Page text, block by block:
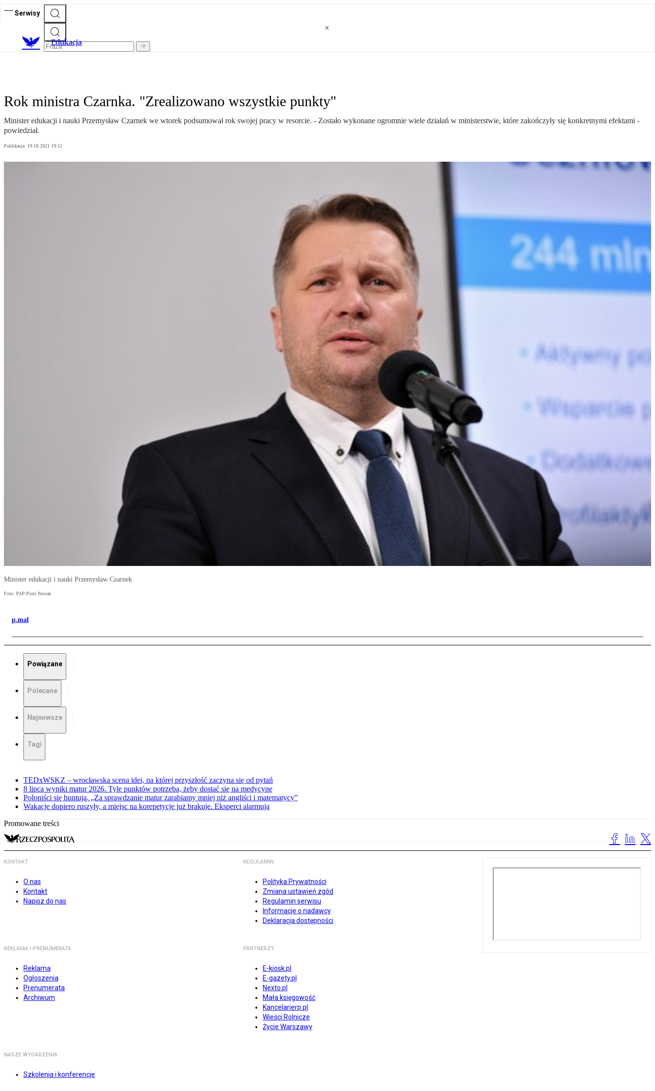
Serwisy
Edukacja
Rok ministra Czarnka. "Zrealizowano wszystkie punkty"
Minister edukacji i nauki Przemysław Czarnek we wtorek podsumował rok swojej pracy w resorcie. - Zostało wykonane ogromnie wiele działań w ministerstwie, które zakończyły się konkretnymi efektami -
powiedział.
Publikacja: 19.10.2021 19:12
Minister edukacji i nauki Przemysław Czarnek
Foto: PAP/Piotr Nowak
p.mal
Powiązane
Polecane
Najnowsze
Tagi
TEDxWSKZ – wrocławska scena idei, na której przyszłość zaczyna się od pytań
8 lipca wyniki matur 2026. Tyle punktów potrzeba, żeby dostać się na medycynę
Poloniści się buntują. „Za sprawdzanie matur zarabiamy mniej niż angliści i matematycy”
Wakacje dopiero ruszyły, a miejsc na korepetycje już brakuje. Eksperci alarmują
Promowane treści
KONTAKT
O nas
Kontakt
Napisz do nas
REGULAMIN
Polityka Prywatności
Zmiana ustawień zgód
Regulamin serwisu
Informacje o nadawcy
Deklaracja dostępności
REKLAMA I PRENUMERATA
Reklama
Ogłoszenia
Prenumerata
Archiwum
PARTNERZY
E-kiosk.pl
E-gazety.pl
Nexto.pl
Mała księgowość
Kancelarierp.pl
Wieści Rolnicze
Życie Warszawy
NASZE WYDARZENIA
Szkolenia i konferencje